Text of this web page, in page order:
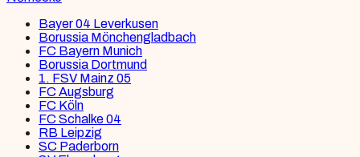
Bayer 04 Leverkusen
Borussia Mönchengladbach
FC Bayern Munich
Borussia Dortmund
1. FSV Mainz 05
FC Augsburg
FC Köln
FC Schalke 04
RB Leipzig
SC Paderborn